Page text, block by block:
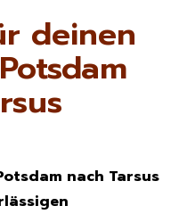
deinen
nach Tarsus